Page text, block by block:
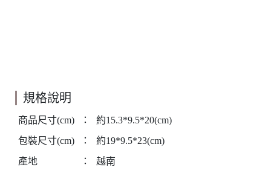
規格說明
商品尺寸(cm) ：
約15.3*9.5*20(cm)
包裝尺寸(cm)
：
約19*9.5*23(cm)
產地
：
越南